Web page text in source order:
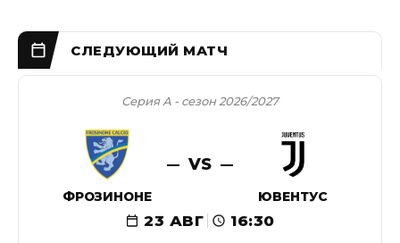
Серия А - сезон 2026/2027
ФРОЗИНОНЕ
VS
ЮВЕНТУС
23 АВГ 16:30